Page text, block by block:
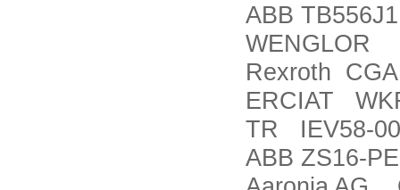
ABB
WENGLOR
Rexroth
ERCIAT
TR IEV58-
ABB ZS16-PE